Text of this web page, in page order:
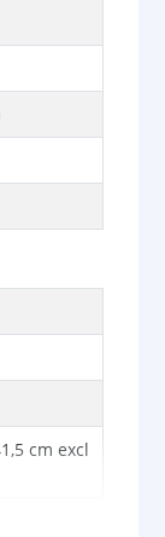
cm excl